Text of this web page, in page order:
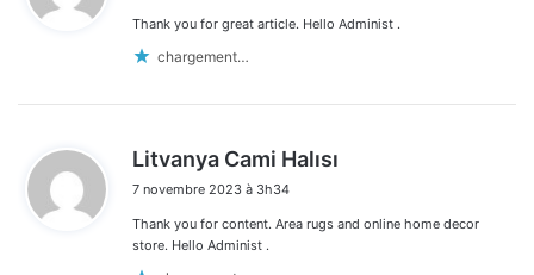
Thank you for great article. Hello Administ .
chargement…
Litvanya Cami Halısı
7 novembre 2023 à 3h34
Thank you for content. Area rugs and online home decor
store. Hello Administ .